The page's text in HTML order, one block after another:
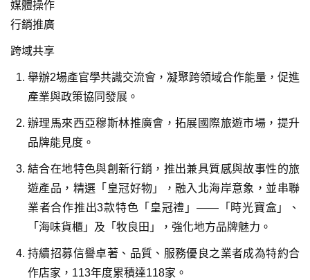
媒體操作
行銷推廣
跨域共享
舉辦2場產官學共識交流會，凝聚跨領域合作能量，促進
產業與政策協同發展。
辦理馬來西亞穆斯林推廣會，拓展國際旅遊市場，提升
品牌能見度。
結合在地特色與創新行銷，推出兼具質感與故事性的旅
遊產品，精選「皇冠好物」，融入北海岸意象，並串聯
業者合作推出3款特色「皇冠禮」——「時光寶盒」、
「海味貨櫃」及「牧良田」，強化地方品牌魅力。
持續招募信譽卓著、品質、服務優良之業者成為特約合
作店家，113年度累積達118家。